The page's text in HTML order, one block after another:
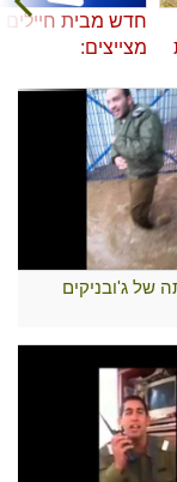
חדש מבית חיילים
מצייצים:
של ג'ובניקים